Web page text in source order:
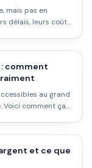
mais pas en
délais, leurs coûts
comment
au grand
Voici comment ça
et ce que